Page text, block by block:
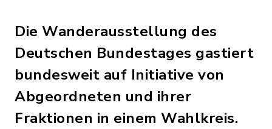
Die Wanderausstellung des
Deutschen Bundestages gastiert
bundesweit auf Initiative von
Abgeordneten und ihrer
Fraktionen in einem Wahlkreis.